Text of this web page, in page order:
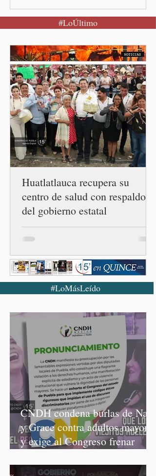
secretario de Salud
federal, David Kershenobich
exista un brote activo de
ciclosporiasis en México,
luego del incremento de
casos registrado en Estados
Unidos. Durante la
conferencia matutina en
Palacio Nacional, el
funcionario informó que en
el país únicamente se han
confirmado 33 casos de esta
enferme
#LoÚltimo
Huatlatlauca recupera su
centro de salud con respaldo
del gobierno estatal
#LoMásLeído
CNDH condena burlas de Nay
y Grace contra adultos mayores
y exige al Congreso frenar